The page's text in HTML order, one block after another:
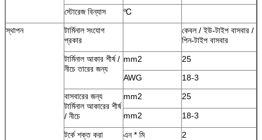
স্টোরেজ বিন্যাস
℃
স্থাপন
টার্মিনাল সংযোগ
প্রকার
কেবল / ইউ-টাইপ বাসবার /
পিন-টাইপ বাসবার
টার্মিনাল আকার শীর্ষ /
নীচে তারের জন্য
mm2
25
AWG
18-3
বাসবারের জন্য
টার্মিনাল আকারের শীর্ষ
/ নীচে
mm2 25
mm2 18-3
টর্কে শক্ত করা এন * মি
2